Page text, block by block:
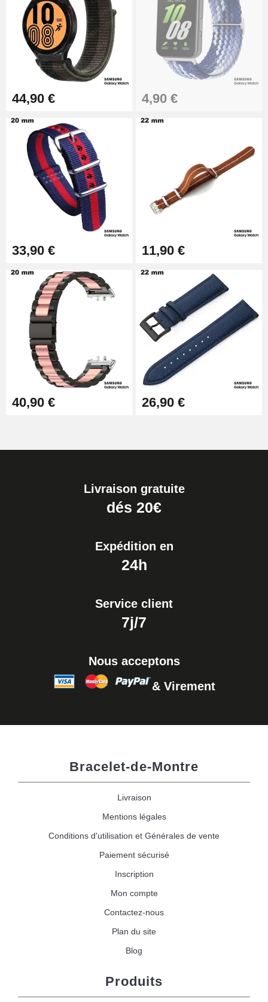
44,90 € 4,90 €
33,90 € 11,90 €
40,90 € 26,90 €
Livraison gratuite
dés 20€
Expédition en
24h
Service client
7j/7
Nous acceptons
& Virement
Bracelet-de-Montre
Livraison
Mentions légales
Conditions d'utilisation et Générales de vente
Paiement sécurisé
Inscription
Mon compte
Contactez-nous
Plan du site
Blog
Produits